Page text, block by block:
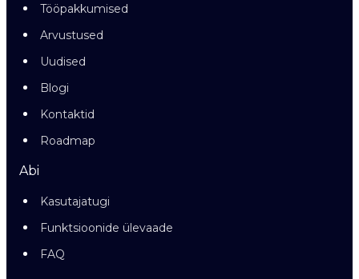
Tööpakkumised
Arvustused
Uudised
Blogi
Kontaktid
Roadmap
Abi
Kasutajatugi
Funktsioonide ülevaade
FAQ